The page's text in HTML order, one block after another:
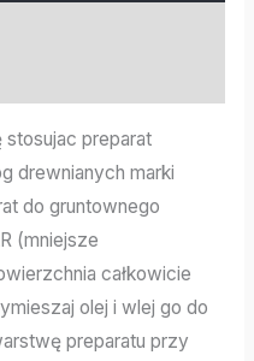
preparat
drewnianych marki
do gruntownego
(mniejsze
całkowicie
olej i wlej go do
preparatu przy